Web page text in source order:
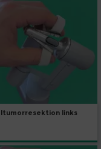
links